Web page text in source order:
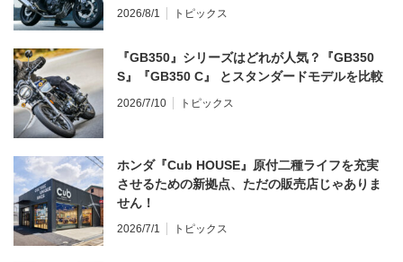
2026/8/1 トピックス
『GB350』シリーズはどれが人気？『GB350
S』『GB350 C』 とスタンダードモデルを比較
2026/7/10 トピックス
ホンダ『Cub HOUSE』原付二種ライフを充実
させるための新拠点、ただの販売店じゃありま
せん！
2026/7/1 トピックス